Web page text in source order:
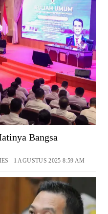
Bangsa
1 AGUSTUS 2025 8:59 AM